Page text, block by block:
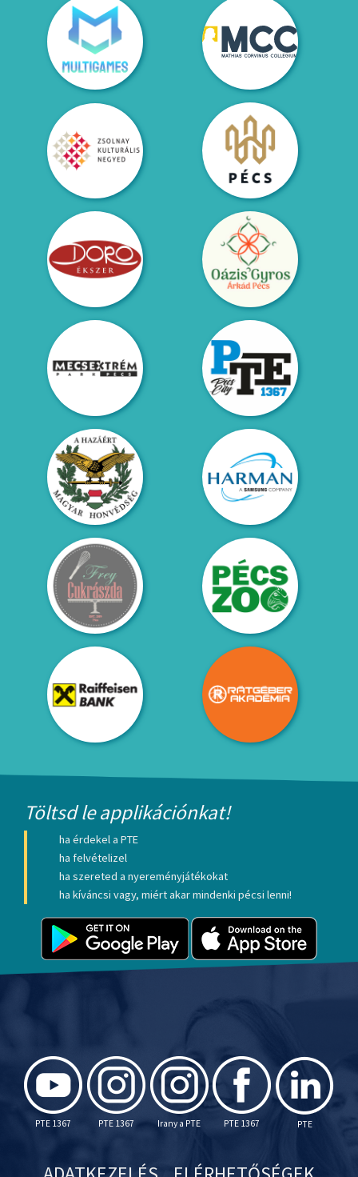
Töltsd le applikációnkat!
ha érdekel a PTE
ha felvételizel
ha szereted a nyereményjátékokat
ha kíváncsi vagy, miért akar mindenki pécsi lenni!
PTE 1367 PTE 1367 Irany a PTE PTE 1367 PTE